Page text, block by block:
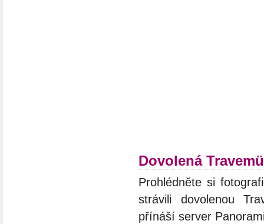
Dovolená
Prohlédněte si
strávili dovolenou
přínáší server